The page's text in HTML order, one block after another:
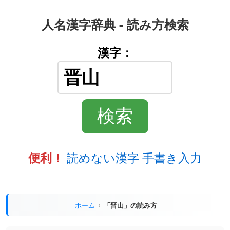
人名漢字辞典 - 読み方検索
漢字：
便利！ 読めない漢字 手書き入力
ホーム 「晋山」の読み方